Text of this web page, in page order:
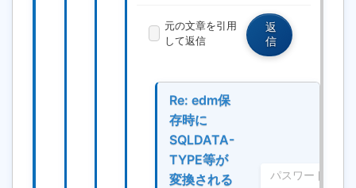
元の文章を引用
して返信
返
信
Re: edm保
存時に
SQLDATA-
TYPE等が
変換される